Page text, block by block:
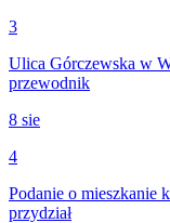
3
Ulica Górczewska w
przewodnik
8 sie
4
Podanie o mieszkanie
przydział